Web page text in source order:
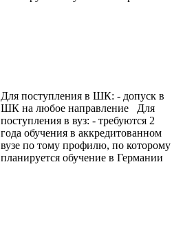
Для поступления в ШК: - допуск в
ШК на любое направление Для
поступления в вуз: - требуются 2
года обучения в аккредитованном
вузе по тому профилю, по которому
планируется обучение в Германии